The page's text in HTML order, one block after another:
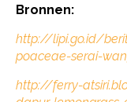
Bronnen:
http://lipi.go.id/
poaceae-serai-
http://ferry-